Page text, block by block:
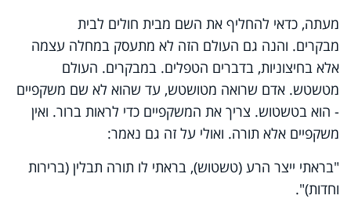
מעתה, כדאי להחליף את השם מבית חולים לבית
מבקרים. והנה גם העולם הזה לא מתעסק במחלה עצמה
אלא בחיצוניות, בדברים הטפלים. במבקרים. העולם
מטשטש. אדם שרואה מטושטש, עד שהוא לא שם משקפיים
- הוא בטשטוש. צריך את המשקפיים כדי לראות ברור. ואין
משקפיים אלא תורה. ואולי על זה גם נאמר:
"בראתי ייצר הרע (טשטוש), בראתי לו תורה תבלין (ברירות
וחדות)".